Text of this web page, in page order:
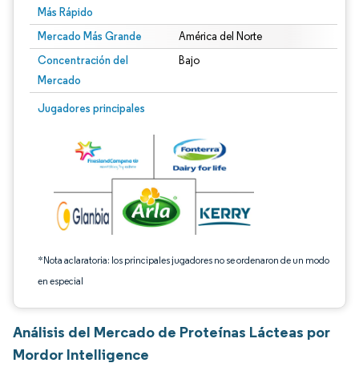
Más Rápido
Mercado Más Grande América del Norte
Concentración del
Mercado
Bajo
Jugadores principales
*Nota aclaratoria: los principales jugadores no se ordenaron de un modo
en especial
Imagen © Mordor Intelligence. El uso requiere atribución según CC BY 4.0.
Análisis del Mercado de Proteínas Lácteas por
Mordor Intelligence